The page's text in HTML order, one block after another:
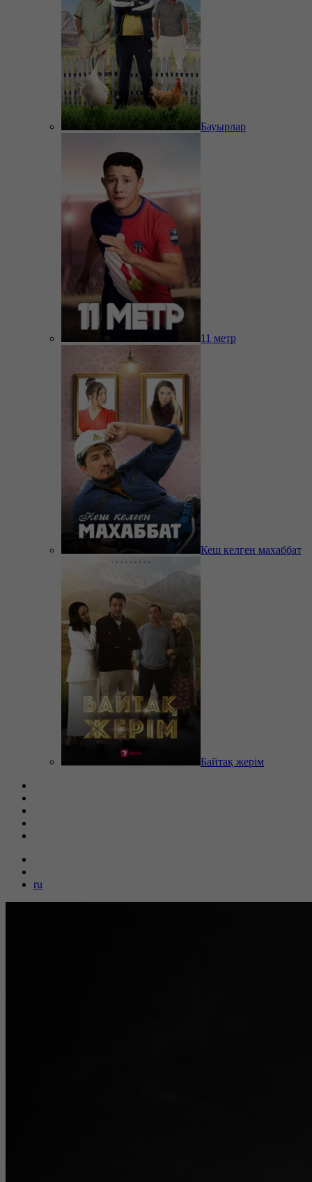
Бауырлар
11 метр
Кеш келген махаббат
Байтақ жерім
ru